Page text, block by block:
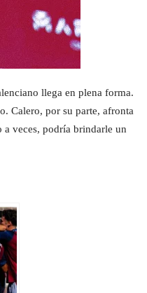
llega en plena forma.
Calero, por su parte, afronta
a veces, podría brindarle un